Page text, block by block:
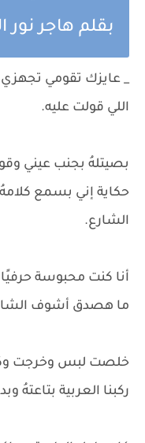
بقلم هاجر نور
_ عايزك تقومي
اللي قولت عليه.
بصيتلهُ بجنب عيني
حكاية إني بسمع
الشارع.
أنا كنت محبوسة
ما هصدق أشوف
خلصت لبس وخرجت
ركبنا العربية بتاعتهُ